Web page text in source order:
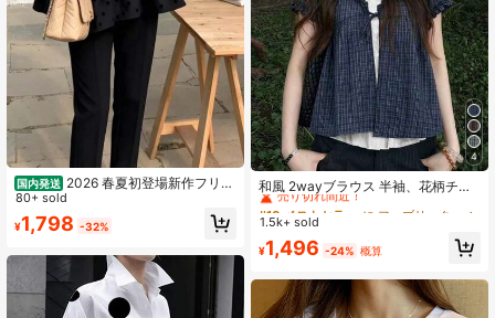
国内発送 2026 春夏初登場新作フリル
ブラウス、普段着、おしゃれ、着回
し自在、韓流スタイル、快適、春夏
向け
80+ sold
¥1,798 -32%
4
和風 2wayブラウス 半袖、花柄チェ
ックシャツ、スリムフィット カレッ
ジスタイルトップス、夏
#10 ベストセラー
に ファブリック 柔らかなオフィスブラウス
売り切れ間近！
#10 ベストセラー
売り切れ間近！
#10 ベストセラー
売り切れ間近！
#10 ベストセラー
に ファブリック 柔らかなオフィスブラウス
売り切れ間近！
1.5k+ sold
¥1,496 -24% 概算